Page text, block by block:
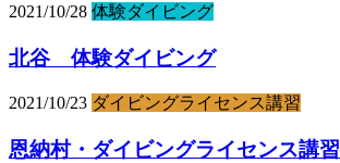
2021/10/28 体験ダイビング
北谷 体験ダイビング
2021/10/23 ダイビングライセンス講習
恩納村・ダイビングライセンス講習